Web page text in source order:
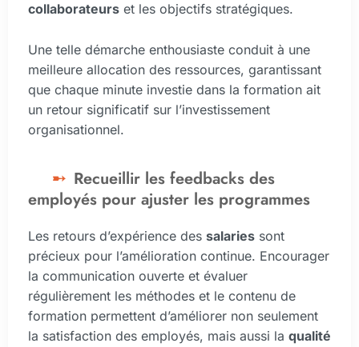
collaborateurs et les objectifs stratégiques.
Une telle démarche enthousiaste conduit à une
meilleure allocation des ressources, garantissant
que chaque minute investie dans la formation ait
un retour significatif sur l’investissement
organisationnel.
Recueillir les feedbacks des
employés pour ajuster les programmes
Les retours d’expérience des salaries sont
précieux pour l’amélioration continue. Encourager
la communication ouverte et évaluer
régulièrement les méthodes et le contenu de
formation permettent d’améliorer non seulement
la satisfaction des employés, mais aussi la qualité